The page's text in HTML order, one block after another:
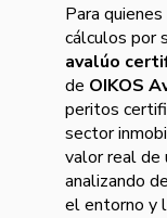
Para
cálculos por
avalúo
de OIKOS
peritos
sector
valor real de
analizando
el entorno y